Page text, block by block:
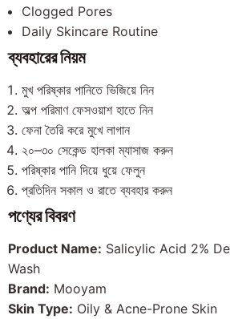
Clogged Pores
Daily Skincare Routine
ব্যবহারের নিয়ম
মুখ পরিষ্কার পানিতে ভিজিয়ে নিন
অল্প পরিমাণ ফেসওয়াশ হাতে নিন
ফেনা তৈরি করে মুখে লাগান
২০–৩০ সেকেন্ড হালকা ম্যাসাজ করুন
পরিষ্কার পানি দিয়ে ধুয়ে ফেলুন
প্রতিদিন সকাল ও রাতে ব্যবহার করুন
পণ্যের বিবরণ
Product Name: Salicylic Acid 2%
Wash
Brand: Mooyam
Skin Type: Oily & Acne-Prone Skin